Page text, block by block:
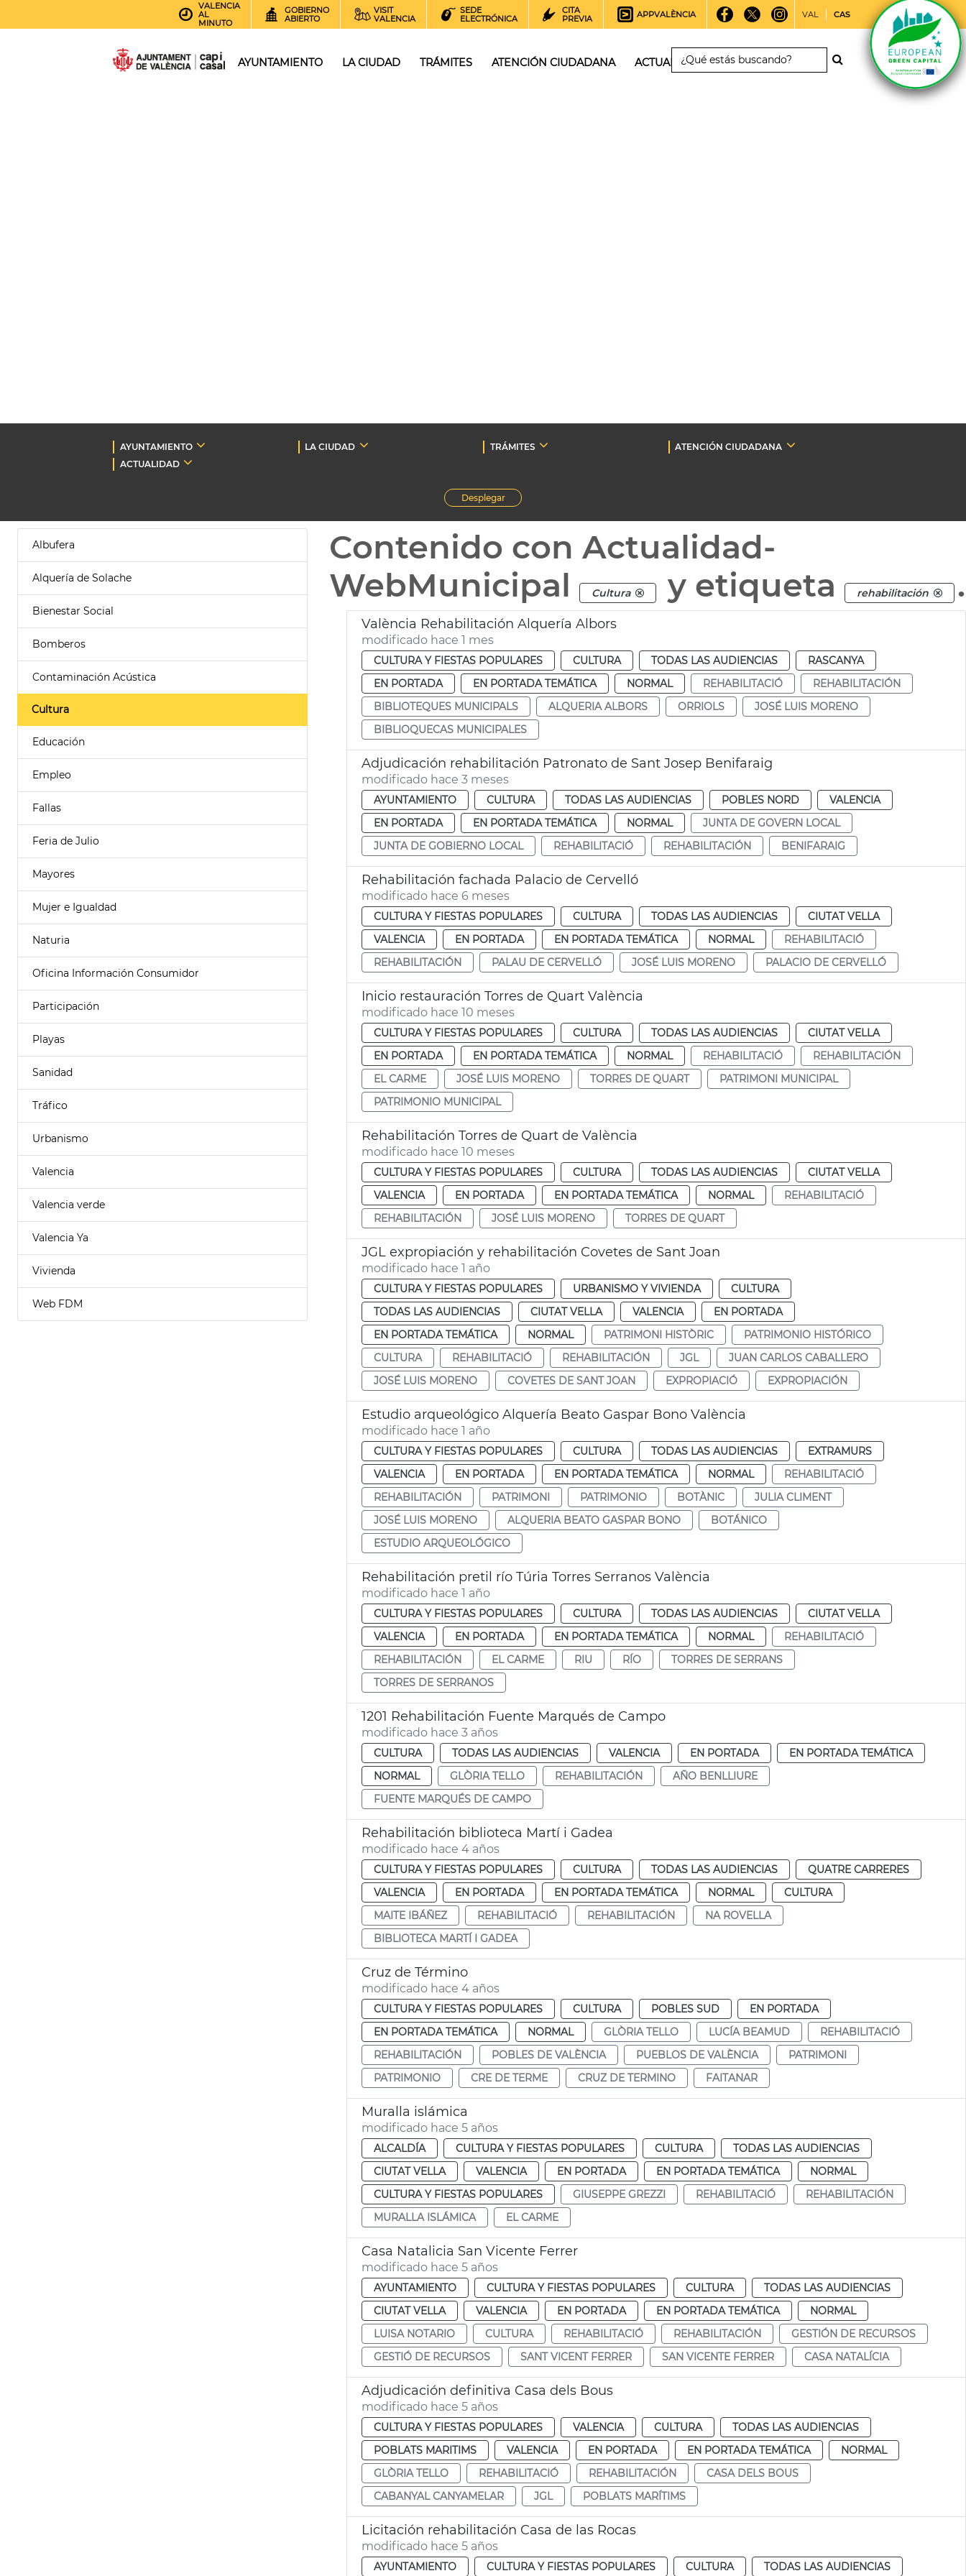
VALENCIA
AL
MINUTO
GOBIERNO
ABIERTO
VISIT
VALENCIA
SEDE
ELECTRÓNICA
CITA
PREVIA
APPVALÈNCIA VAL CAS
AYUNTAMIENTO LA CIUDAD TRÁMITES ATENCIÓN CIUDADANA ACTUALIDAD
AYUNTAMIENTO LA CIUDAD TRÁMITES
ATENCIÓN CIUDADANA
ACTUALIDAD
Desplegar
Albufera
Alquería de Solache
Bienestar Social
Bomberos
Contaminación Acústica
Cultura
Educación
Empleo
Fallas
Feria de Julio
Mayores
Mujer e Igualdad
Naturia
Oficina Información Consumidor
Participación
Playas
Sanidad
Tráfico
Urbanismo
Valencia
Valencia verde
Valencia Ya
Vivienda
Web FDM
Contenido con Actualidad-
WebMunicipal
Cultura y etiqueta rehabilitación .
València Rehabilitación Alquería Albors
modificado hace 1 mes
CULTURA Y FIESTAS POPULARES CULTURA TODAS LAS AUDIENCIAS
RASCANYA
EN PORTADA
EN PORTADA TEMÁTICA NORMAL REHABILITACIÓ
REHABILITACIÓN
BIBLIOTEQUES MUNICIPALS
ALQUERIA ALBORS ORRIOLS
JOSÉ LUIS MORENO
BIBLIOQUECAS MUNICIPALES
Adjudicación rehabilitación Patronato de Sant Josep Benifaraig
modificado hace 3 meses
AYUNTAMIENTO CULTURA TODAS LAS AUDIENCIAS POBLES NORD
VALENCIA
EN PORTADA
EN PORTADA TEMÁTICA NORMAL
JUNTA DE GOVERN LOCAL
JUNTA DE GOBIERNO LOCAL
REHABILITACIÓ REHABILITACIÓN BENIFARAIG
Rehabilitación fachada Palacio de Cervelló
modificado hace 6 meses
CULTURA Y FIESTAS POPULARES CULTURA TODAS LAS AUDIENCIAS
CIUTAT VELLA
VALENCIA
EN PORTADA EN PORTADA TEMÁTICA NORMAL
REHABILITACIÓ
REHABILITACIÓN
PALAU DE CERVELLÓ JOSÉ LUIS MORENO PALACIO DE CERVELLÓ
Inicio restauración Torres de Quart València
modificado hace 10 meses
CULTURA Y FIESTAS POPULARES CULTURA TODAS LAS AUDIENCIAS
CIUTAT VELLA
EN PORTADA
EN PORTADA TEMÁTICA NORMAL REHABILITACIÓ
REHABILITACIÓN
EL CARME
JOSÉ LUIS MORENO TORRES DE QUART
PATRIMONI MUNICIPAL
PATRIMONIO MUNICIPAL
Rehabilitación Torres de Quart de València
modificado hace 10 meses
CULTURA Y FIESTAS POPULARES CULTURA TODAS LAS AUDIENCIAS
CIUTAT VELLA
VALENCIA
EN PORTADA EN PORTADA TEMÁTICA NORMAL
REHABILITACIÓ
REHABILITACIÓN
JOSÉ LUIS MORENO TORRES DE QUART
JGL expropiación y rehabilitación Covetes de Sant Joan
modificado hace 1 año
CULTURA Y FIESTAS POPULARES URBANISMO Y VIVIENDA
CULTURA
TODAS LAS AUDIENCIAS
CIUTAT VELLA VALENCIA
EN PORTADA
EN PORTADA TEMÁTICA
NORMAL PATRIMONI HISTÒRIC
PATRIMONIO HISTÓRICO
CULTURA
REHABILITACIÓ REHABILITACIÓN JGL
JUAN CARLOS CABALLERO
JOSÉ LUIS MORENO
COVETES DE SANT JOAN EXPROPIACIÓ EXPROPIACIÓN
Estudio arqueológico Alquería Beato Gaspar Bono València
modificado hace 1 año
CULTURA Y FIESTAS POPULARES CULTURA TODAS LAS AUDIENCIAS
EXTRAMURS
VALENCIA
EN PORTADA EN PORTADA TEMÁTICA NORMAL
REHABILITACIÓ
REHABILITACIÓN
PATRIMONI PATRIMONIO BOTÀNIC
JULIA CLIMENT
JOSÉ LUIS MORENO
ALQUERIA BEATO GASPAR BONO
BOTÁNICO
ESTUDIO ARQUEOLÓGICO
Rehabilitación pretil río Túria Torres Serranos València
modificado hace 1 año
CULTURA Y FIESTAS POPULARES CULTURA TODAS LAS AUDIENCIAS
CIUTAT VELLA
VALENCIA
EN PORTADA EN PORTADA TEMÁTICA NORMAL
REHABILITACIÓ
REHABILITACIÓN
EL CARME RIU RÍO
TORRES DE SERRANS
TORRES DE SERRANOS
1201 Rehabilitación Fuente Marqués de Campo
modificado hace 3 años
CULTURA TODAS LAS AUDIENCIAS VALENCIA EN PORTADA
EN PORTADA TEMÁTICA
NORMAL
GLÒRIA TELLO REHABILITACIÓN
AÑO BENLLIURE
FUENTE MARQUÉS DE CAMPO
Rehabilitación biblioteca Martí i Gadea
modificado hace 4 años
CULTURA Y FIESTAS POPULARES CULTURA TODAS LAS AUDIENCIAS
QUATRE CARRERES
VALENCIA
EN PORTADA EN PORTADA TEMÁTICA NORMAL
CULTURA
MAITE IBÁÑEZ
REHABILITACIÓ REHABILITACIÓN
NA ROVELLA
BIBLIOTECA MARTÍ I GADEA
Cruz de Término
modificado hace 4 años
CULTURA Y FIESTAS POPULARES CULTURA POBLES SUD
EN PORTADA
EN PORTADA TEMÁTICA
NORMAL GLÒRIA TELLO LUCÍA BEAMUD
REHABILITACIÓ
REHABILITACIÓN
POBLES DE VALÈNCIA PUEBLOS DE VALÈNCIA
PATRIMONI
PATRIMONIO
CRE DE TERME CRUZ DE TERMINO FAITANAR
Muralla islámica
modificado hace 5 años
ALCALDÍA CULTURA Y FIESTAS POPULARES CULTURA
TODAS LAS AUDIENCIAS
CIUTAT VELLA
VALENCIA EN PORTADA EN PORTADA TEMÁTICA
NORMAL
CULTURA Y FIESTAS POPULARES
GIUSEPPE GREZZI REHABILITACIÓ
REHABILITACIÓN
MURALLA ISLÁMICA
EL CARME
Casa Natalicia San Vicente Ferrer
modificado hace 5 años
AYUNTAMIENTO CULTURA Y FIESTAS POPULARES CULTURA
TODAS LAS AUDIENCIAS
CIUTAT VELLA
VALENCIA EN PORTADA EN PORTADA TEMÁTICA
NORMAL
LUISA NOTARIO
CULTURA REHABILITACIÓ REHABILITACIÓN
GESTIÓN DE RECURSOS
GESTIÓ DE RECURSOS
SANT VICENT FERRER SAN VICENTE FERRER CASA NATALÍCIA
Adjudicación definitiva Casa dels Bous
modificado hace 5 años
CULTURA Y FIESTAS POPULARES VALENCIA CULTURA
TODAS LAS AUDIENCIAS
POBLATS MARITIMS
VALENCIA EN PORTADA EN PORTADA TEMÁTICA
NORMAL
GLÒRIA TELLO
REHABILITACIÓ REHABILITACIÓN
CASA DELS BOUS
CABANYAL CANYAMELAR
JGL POBLATS MARÍTIMS
Licitación rehabilitación Casa de las Rocas
modificado hace 5 años
AYUNTAMIENTO CULTURA Y FIESTAS POPULARES CULTURA TODAS LAS AUDIENCIAS